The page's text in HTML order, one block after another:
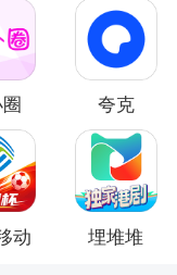
夸克
动 埋堆堆